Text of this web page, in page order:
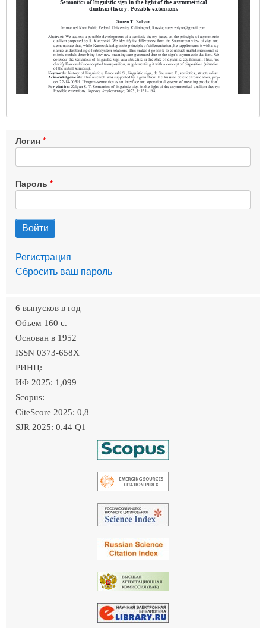
Логин
Пароль
Регистрация
Сбросить ваш пароль
6 выпусков в год
Объем 160 c.
Основан в 1952
ISSN 0373-658X
РИНЦ:
ИФ 2025: 1,099
Scopus:
CiteScore 2025: 0,8
SJR 2025: 0.44 Q1